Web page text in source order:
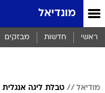
מונדיאל
ראשי חדשות מבזקים
מודיאל טבלת ליגה אנגלית 2025/26